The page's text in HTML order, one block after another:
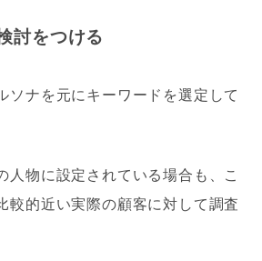
討をつける
ソナを元にキーワードを選定して
物に設定されている場合も、こ
較的近い実際の顧客に対して調査